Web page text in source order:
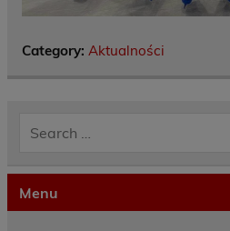
Category: Aktualności
Menu